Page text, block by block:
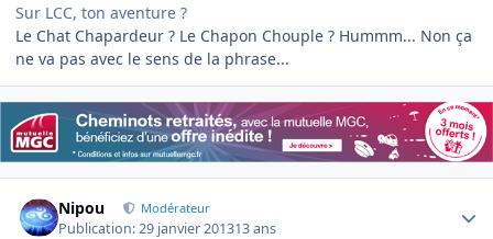
Sur LCC, ton aventure ?
Le Chat Chapardeur ? Le Chapon Chouple ? Hummm... Non ça
ne va pas avec le sens de la phrase...
Nipou Modérateur
Publication:29 janvier 201313 ans